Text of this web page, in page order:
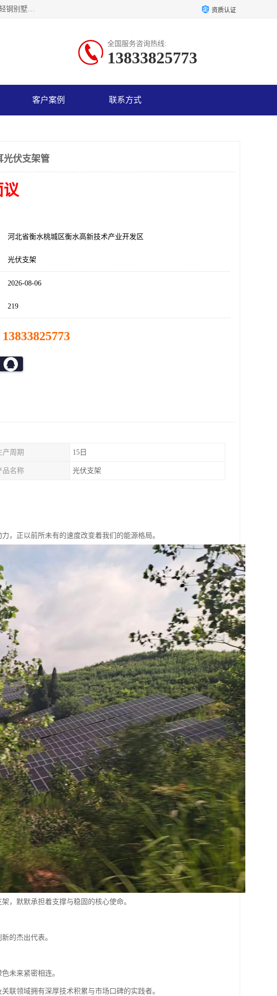
神龙拜耳科技衡水股份有限公司河北一家生产光伏支架，轻钢别墅，阳光板、耐力板的公司，主要产品有：光伏支架、轻钢别墅、阳光板、耐力板、采光板等，公司参与制定了多项标准。 资质认证
全国服务咨询热线:
13833825773
客户案例 联系方式
光伏支架管
议
河北省衡水桃城区衡水高新技术产业开发区
光伏支架
2026-08-06
219
13833825773
产周期 15日
品名称 光伏支架
，正以前所未有的速度改变着我们的能源格局。
，默默承担着支撑与稳固的核心使命。
的杰出代表。
未来紧密相连。
联领域拥有深厚技术积累与市场口碑的实践者。